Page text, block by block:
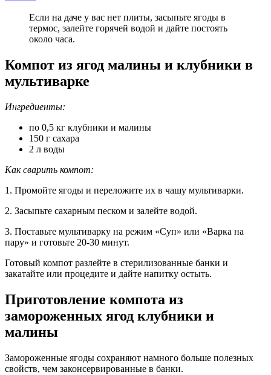
Если на даче у вас нет плиты, засыпьте ягоды в
термос, залейте горячей водой и дайте постоять
около часа.
Компот из ягод малины и клубники в
мультиварке
Ингредиенты:
по 0,5 кг клубники и малины
150 г сахара
2 л воды
Как сварить компот:
1. Промойте ягоды и переложите их в чашу мультиварки.
2. Засыпьте сахарным песком и залейте водой.
3. Поставьте мультиварку на режим «Суп» или «Варка на
пару» и готовьте 20-30 минут.
Готовый компот разлейте в стерилизованные банки и
закатайте или процедите и дайте напитку остыть.
Приготовление компота из
замороженных ягод клубники и
малины
Замороженные ягоды сохраняют намного больше полезных
свойств, чем законсервированные в банки.